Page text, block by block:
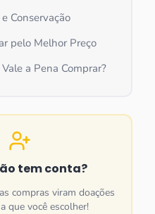
Conservação
pelo Melhor Preço
a Pena Comprar?
tem conta?
compras viram doações
que você escolher!